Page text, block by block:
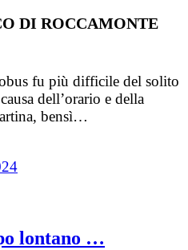
DI ROCCAMONTE
fu più difficile del solito
dell’orario e della
bensì…
lontano …